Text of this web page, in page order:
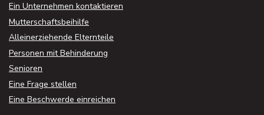
Ein Unternehmen kontaktieren
Mutterschaftsbeihilfe
Alleinerziehende Elternteile
Personen mit Behinderung
Senioren
Eine Frage stellen
Eine Beschwerde einreichen